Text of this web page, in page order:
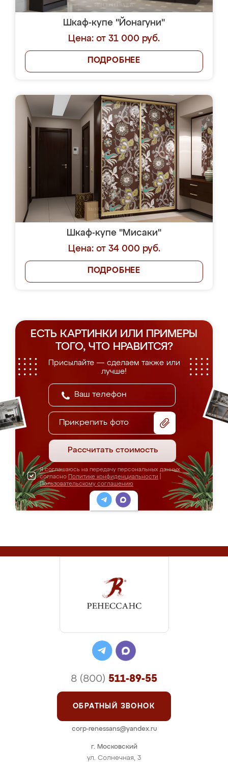
Шкаф-купе "Йонагуни"
Цена: от 31 000 руб.
ПОДРОБНЕЕ
Шкаф-купе "Мисаки"
Цена: от 34 000 руб.
ПОДРОБНЕЕ
ЕСТЬ КАРТИНКИ ИЛИ ПРИМЕРЫ
ТОГО, ЧТО НРАВИТСЯ?
Присылайте — сделаем также или
лучше!
Прикрепить фото
Рассчитать стоимость
Я соглашаюсь на передачу персональных данных
согласно Политике конфиденциальности
Пользовательскому соглашению
г. Московский
ул. Солнечная, 3
8 (800) 511-89-55
ОБРАТНЫЙ ЗВОНОК
corp-renessans@yandex.ru